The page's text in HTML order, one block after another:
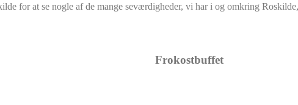
for at se nogle af de mange seværdigheder, vi har i og omkring
Frokostbuffet